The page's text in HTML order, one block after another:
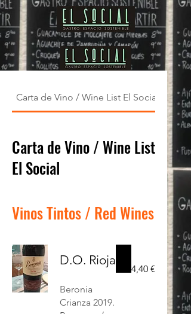
Carta de Vino / Wine List El Social
Carta de Vino / Wine List
El Social
Vinos Tintos / Red Wines
D.O. Rioja
Beronia
Crianza 2019.
4,40 €